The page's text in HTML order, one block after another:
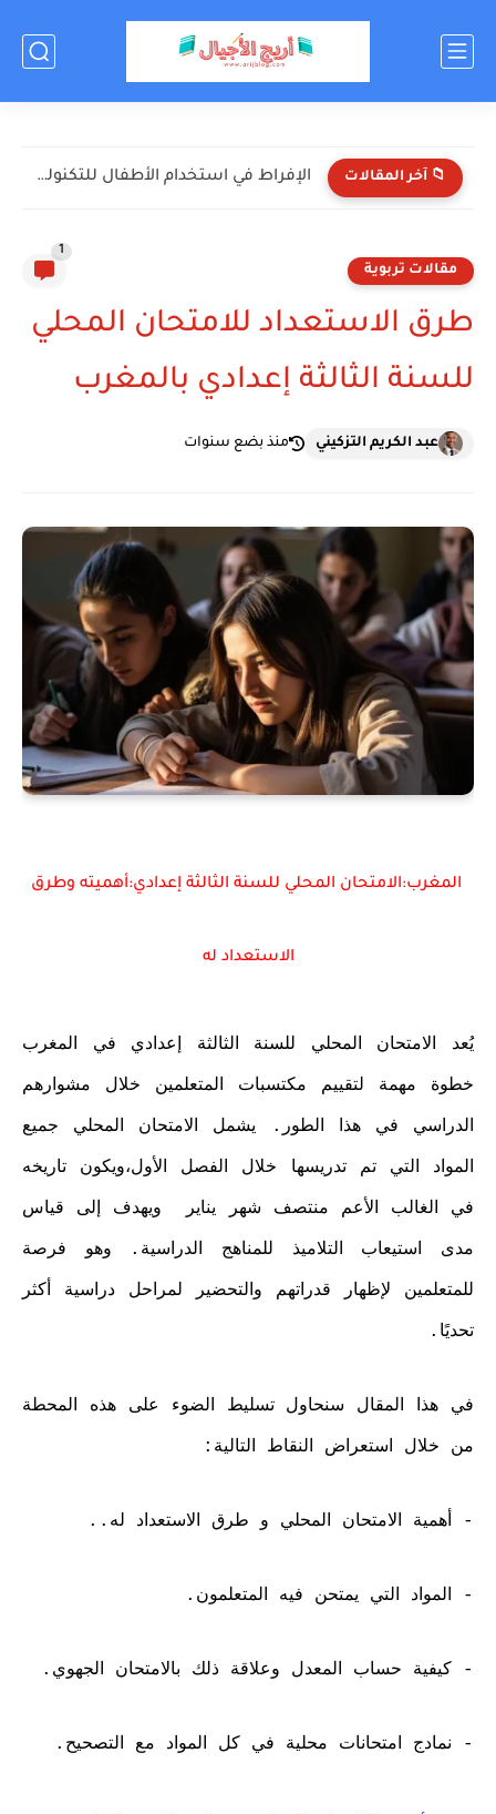
📁 آخر المقالات الإفراط في استخدام الأطفال للتكنولوجيا: الأضرار والحلول
مقالات تربوية
1
طرق الاستعداد للامتحان المحلي
للسنة الثالثة إعدادي بالمغرب
عبد الكريم التزكيني منذ بضع سنوات
المغرب:الامتحان المحلي للسنة الثالثة إعدادي:أهميته وطرق
الاستعداد له
يُعد الامتحان المحلي للسنة الثالثة إعدادي في المغرب
خطوة مهمة لتقييم مكتسبات المتعلمين خلال مشوارهم
الدراسي في هذا الطور. يشمل الامتحان المحلي جميع
المواد التي تم تدريسها خلال الفصل الأول،ويكون تاريخه
في الغالب الأعم منتصف شهر يناير ويهدف إلى قياس
مدى استيعاب التلاميذ للمناهج الدراسية. وهو فرصة
للمتعلمين لإظهار قدراتهم والتحضير لمراحل دراسية أكثر
تحديًا.
في هذا المقال سنحاول تسليط الضوء على هذه المحطة
من خلال استعراض النقاط التالية:
- أهمية الامتحان المحلي و طرق الاستعداد له..
- المواد التي يمتحن فيه المتعلمون.
- كيفية حساب المعدل وعلاقة ذلك بالامتحان الجهوي.
- نمادج امتحانات محلية في كل المواد مع التصحيح.